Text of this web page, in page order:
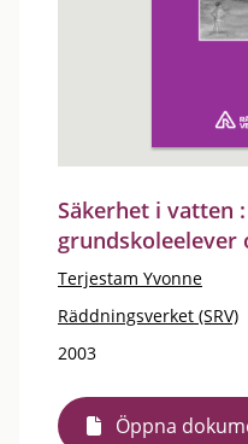
Säkerhet i vatten
Terjestam Yvonne
Räddningsverket (SRV)
2003
Öppna